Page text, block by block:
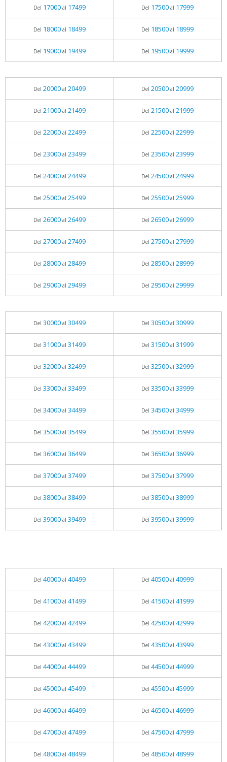
Del 17000al 17499 Del 17500al 17999
Del 18000al 18499 Del 18500al 18999
Del 19000al 19499 Del 19500al 19999
Del 20000al 20499 Del 20500al 20999
Del 21000al 21499 Del 21500al 21999
Del 22000al 22499 Del 22500al 22999
Del 23000al 23499 Del 23500al 23999
Del 24000al 24499 Del 24500al 24999
Del 25000al 25499 Del 25500al 25999
Del 26000al 26499 Del 26500al 26999
Del 27000al 27499 Del 27500al 27999
Del 28000al 28499 Del 28500al 28999
Del 29000al 29499 Del 29500al 29999
Del 30000al 30499 Del 30500al 30999
Del 31000al 31499 Del 31500al 31999
Del 32000al 32499 Del 32500al 32999
Del 33000al 33499 Del 33500al 33999
Del 34000al 34499 Del 34500al 34999
Del 35000al 35499 Del 35500al 35999
Del 36000al 36499 Del 36500al 36999
Del 37000al 37499 Del 37500al 37999
Del 38000al 38499 Del 38500al 38999
Del 39000al 39499 Del 39500al 39999
Del 40000al 40499 Del 40500al 40999
Del 41000al 41499 Del 41500al 41999
Del 42000al 42499 Del 42500al 42999
Del 43000al 43499 Del 43500al 43999
Del 44000al 44499 Del 44500al 44999
Del 45000al 45499 Del 45500al 45999
Del 46000al 46499 Del 46500al 46999
Del 47000al 47499 Del 47500al 47999
Del 48000al 48499 Del 48500al 48999